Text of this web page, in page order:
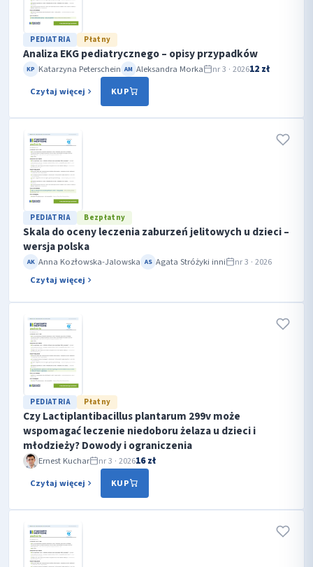
PEDIATRIA Płatny
Analiza EKG pediatrycznego – opisy przypadków
KP Katarzyna Peterschein AM Aleksandra Morka nr 3 · 202612 zł
Czytaj więcej KUP
PEDIATRIA Bezpłatny
Skala do oceny leczenia zaburzeń jelitowych u dzieci –
wersja polska
AK Anna Kozłowska-Jalowska AS Agata Stróżyki inni
nr 3 · 2026
Czytaj więcej
PEDIATRIA Płatny
Czy Lactiplantibacillus plantarum 299v może
wspomagać leczenie niedoboru żelaza u dzieci i
młodzieży? Dowody i ograniczenia
Ernest Kuchar nr 3 · 202616 zł
Czytaj więcej KUP